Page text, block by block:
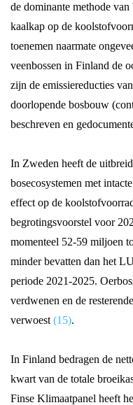
de dominante methode
kaalkap op de
toenemen naarmate
veenbossen in Finland de
zijn de emissiereducties
doorlopende bosbouw
beschreven en
In Zweden heeft de
bosecosystemen met
effect op de
begrotingsvoorstel voor
momenteel 52-59 miljoen
minder bevatten dan het
periode 2021-2025.
verdwenen en de
verwoest (15).
In Finland bedragen de
kwart van de totale
Finse Klimaatpanel heeft